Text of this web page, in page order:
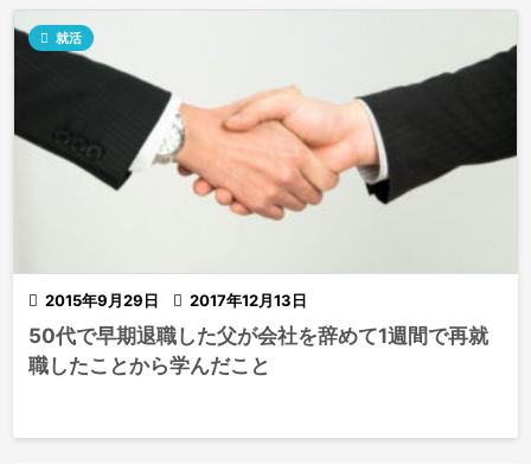
 2015年9月29日  2017年12月13日
 就活
50代で早期退職した父が会社を辞めて1週間で再就
職したことから学んだこと